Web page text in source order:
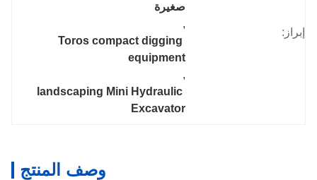
إبراز:
صغيرة
,
Toros compact digging
equipment
,
landscaping Mini Hydraulic
Excavator
وصف المنتج